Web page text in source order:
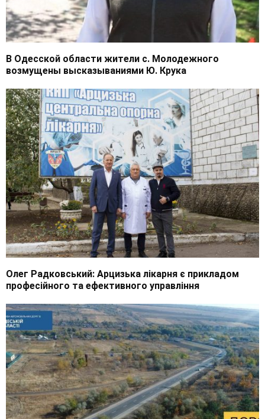
В Одесской области жители с. Молодежного
возмущены высказываниями Ю. Крука
Олег Радковський: Арцизька лікарня є прикладом
професійного та ефективного управління